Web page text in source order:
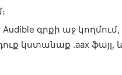
գրքի աջ
կստանաք .aax ֆայլ,